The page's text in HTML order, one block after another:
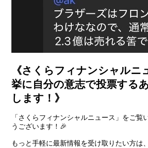
《さくらフィナンシャルニ
挙に自分の意志で投票する
します！》
「さくらフィナンシャルニュース」をご覧
うございます！🎉
もっと手軽に最新情報を受け取りたい方は